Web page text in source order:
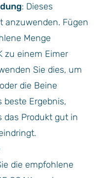
: Dieses
anzuwenden. Fügen
Menge
zu einem Eimer
Sie dies, um
die Beine
beste Ergebnis,
das Produkt gut in
die empfohlene